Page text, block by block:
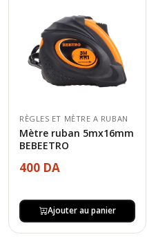
RÈGLES ET MÈTRE A RUBAN
Mètre ruban 5mx16mm
BEBEETRO
400 DA
Ajouter au panier